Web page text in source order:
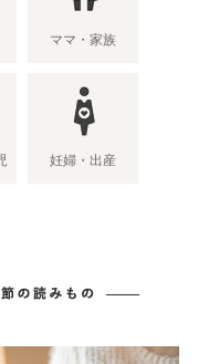
ママ・家族
妊婦・出産